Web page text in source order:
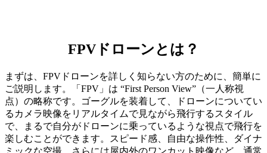
FPVドローンとは？
まずは、FPVドローンを詳しく知らない方のために、簡単に
ご説明します。「FPV」は “First Person View”（一人称視
点）の略称です。ゴーグルを装着して、ドローンについてい
るカメラ映像をリアルタイムで見ながら飛行するスタイル
で、まるで自分がドローンに乗っているような視点で飛行を
楽しむことができます。スピード感、自由な操作性、ダイナ
ミックな空撮、さらには屋内外のワンカット映像など、通常